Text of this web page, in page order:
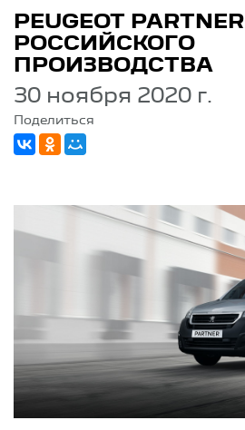
PEUGEOT PARTNER
РОССИЙСКОГО
ПРОИЗВОДСТВА
30 ноября 2020 г.
Поделиться